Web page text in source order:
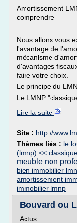
Amortissement
comprendre
Nous allons vous
l'avantage de
mécanisme
d'avantages
faire votre choix.
Le principe du
Le LMNP
Lire la suite
Site : http://
Thèmes liés : le
(lmnp) <<
meuble non
bien immobilier
amortissement
immobilier lmnp
Bouvard ou
Actus